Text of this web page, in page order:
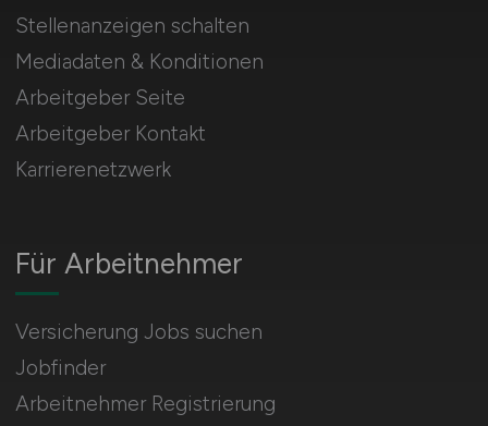
Für Arbeitnehmer
Versicherung Jobs suchen
Jobfinder
Arbeitnehmer Registrierung
Stellenanzeigen schalten
Mediadaten & Konditionen
Arbeitgeber Seite
Arbeitgeber Kontakt
Karrierenetzwerk